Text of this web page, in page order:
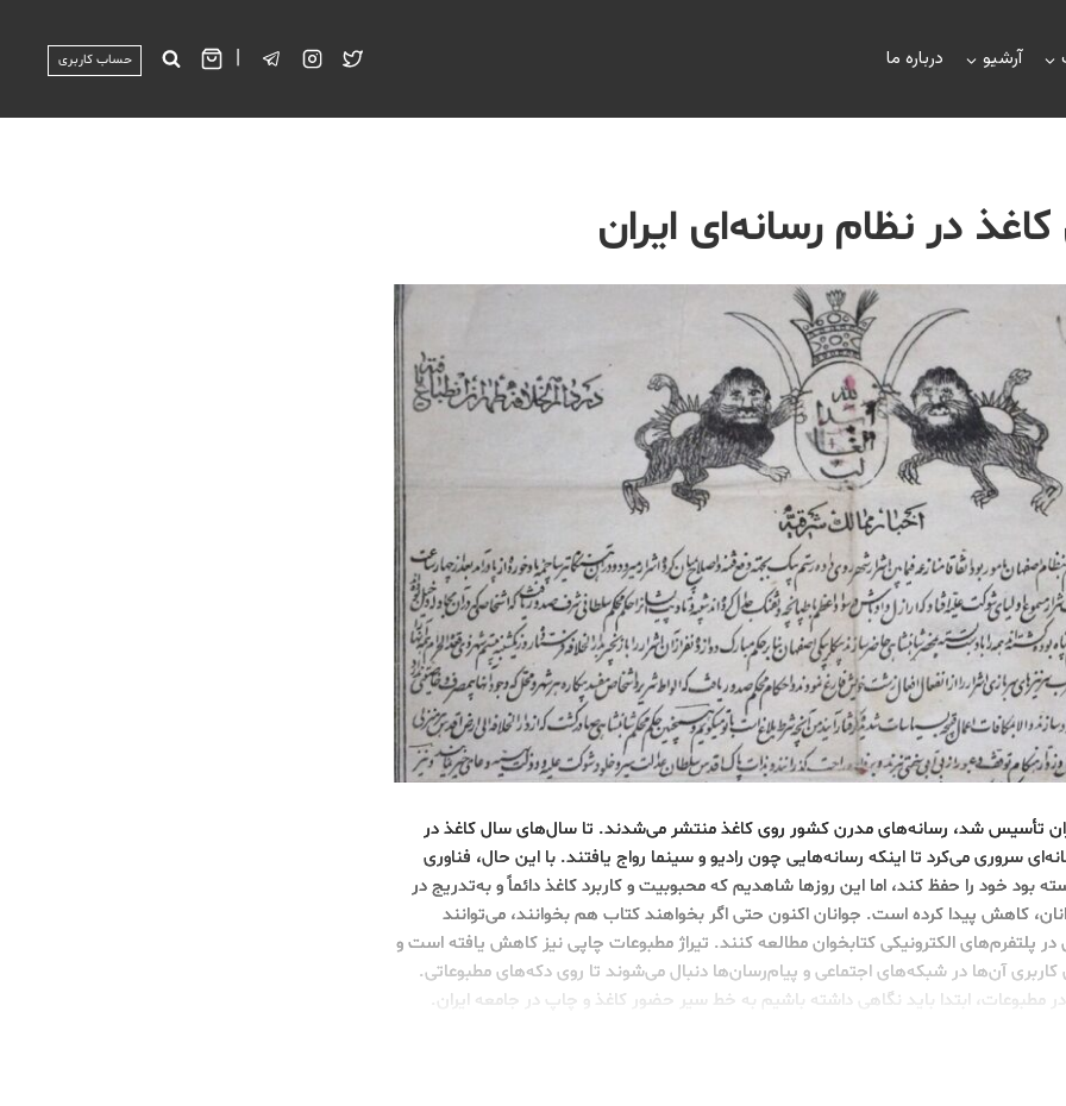
آرشیو درباره ما | حساب کاربری
در نظام رسانه‌ای ایران
ایران تأسیس شد، رسانه‌های مدرن کشور روی کاغذ منتشر می‌شدند. تا سال‌های سال کاغذ در
سروری می‌کرد تا اینکه رسانه‌هایی چون رادیو و سینما رواج یافتند. با این حال، فناوری
بود خود را حفظ کند، اما این روزها شاهدیم که محبوبیت و کاربرد کاغذ دائماً و به‌تدریج در
کاهش پیدا کرده است. جوانان اکنون حتی اگر بخواهند کتاب هم بخوانند، می‌توانند
پلتفرم‌های الکترونیکی کتابخوان مطالعه کنند. تیراژ مطبوعات چاپی نیز کاهش یافته است و
آن‌ها در شبکه‌های اجتماعی و پیام‌رسان‌ها دنبال می‌شوند تا روی دکه‌های مطبوعاتی.
مطبوعات، ابتدا باید نگاهی داشته باشیم به خط سیر حضور کاغذ و چاپ در جامعه ایران.